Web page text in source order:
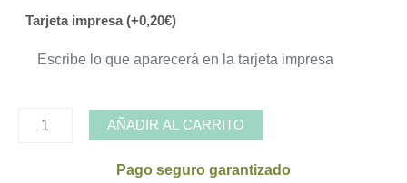
Tarjeta impresa (+0,20€)
Bombon
AÑADIR AL CARRITO
Pago seguro garantizado